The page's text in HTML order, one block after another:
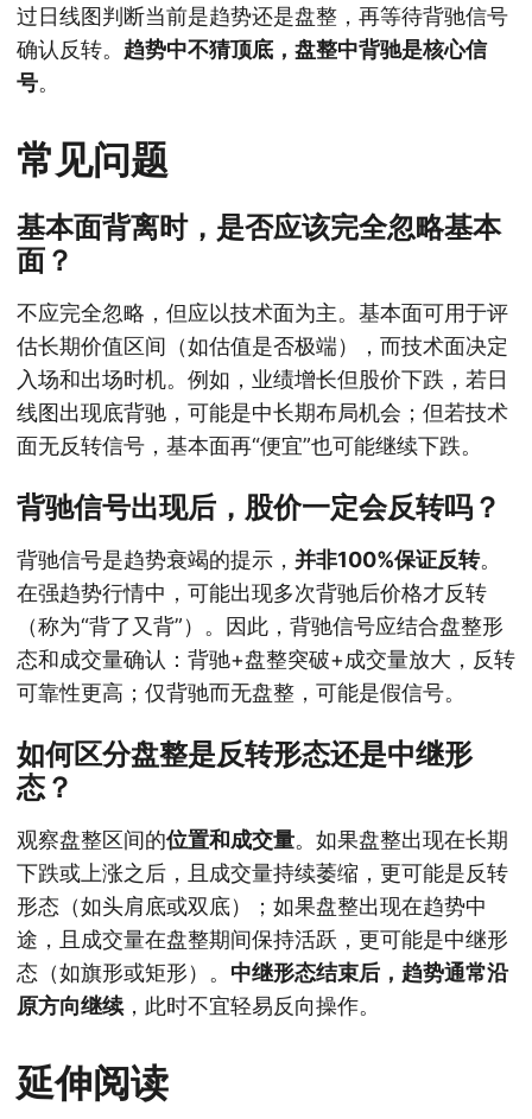
过日线图判断当前是趋势还是盘整，再等待背驰信号
确认反转。 趋势中不猜顶底，盘整中背驰是核心信
号。
常见问题
基本面背离时，是否应该完全忽略基本
面？
不应完全忽略，但应以技术面为主。基本面可用于评
估长期价值区间（如估值是否极端），而技术面决定
入场和出场时机。例如，业绩增长但股价下跌，若日
线图出现底背驰，可能是中长期布局机会；但若技术
面无反转信号，基本面再“便宜”也可能继续下跌。
背驰信号出现后，股价一定会反转吗？
背驰信号是趋势衰竭的提示， 并非100%保证反转。
在强趋势行情中，可能出现多次背驰后价格才反转
（称为“背了又背”）。因此，背驰信号应结合盘整形
态和成交量确认：背驰+盘整突破+成交量放大，反转
可靠性更高；仅背驰而无盘整，可能是假信号。
如何区分盘整是反转形态还是中继形
态？
观察盘整区间的位置和成交量。如果盘整出现在长期
下跌或上涨之后，且成交量持续萎缩，更可能是反转
形态（如头肩底或双底）；如果盘整出现在趋势中
途，且成交量在盘整期间保持活跃，更可能是中继形
态（如旗形或矩形）。 中继形态结束后，趋势通常沿
原方向继续，此时不宜轻易反向操作。
延伸阅读